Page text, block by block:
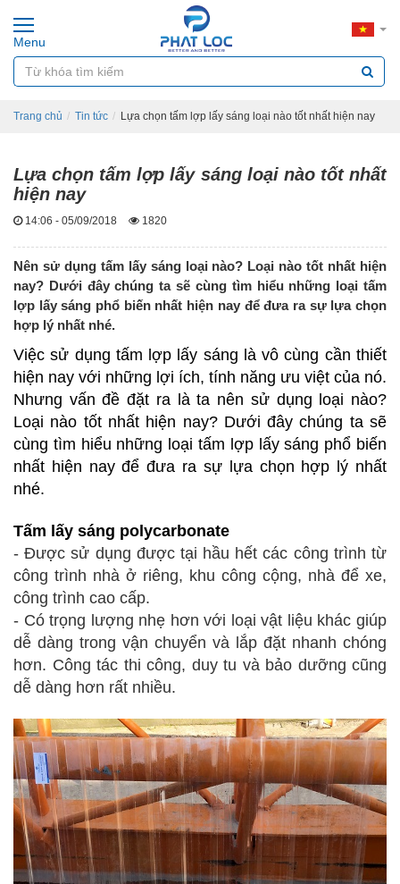
Menu
Trang chủ Tin tức Lựa chọn tấm lợp lấy sáng loại nào tốt nhất hiện nay
Lựa chọn tấm lợp lấy sáng loại nào tốt nhất
hiện nay
14:06 - 05/09/2018 1820
Nên sử dụng tấm lấy sáng loại nào? Loại nào tốt nhất hiện
nay? Dưới đây chúng ta sẽ cùng tìm hiểu những loại tấm
lợp lấy sáng phổ biến nhất hiện nay để đưa ra sự lựa chọn
hợp lý nhất nhé.
Việc sử dụng tấm lợp lấy sáng là vô cùng cần thiết
hiện nay với những lợi ích, tính năng ưu việt của nó.
Nhưng vấn đề đặt ra là ta nên sử dụng loại nào?
Loại nào tốt nhất hiện nay? Dưới đây chúng ta sẽ
cùng tìm hiểu những loại tấm lợp lấy sáng phổ biến
nhất hiện nay để đưa ra sự lựa chọn hợp lý nhất
nhé.
Tấm lấy sáng polycarbonate
- Được sử dụng được tại hầu hết các công trình từ
công trình nhà ở riêng, khu công cộng, nhà để xe,
công trình cao cấp.
- Có trọng lượng nhẹ hơn với loại vật liệu khác giúp
dễ dàng trong vận chuyển và lắp đặt nhanh chóng
hơn. Công tác thi công, duy tu và bảo dưỡng cũng
dễ dàng hơn rất nhiều.